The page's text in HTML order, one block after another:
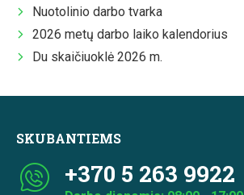
Nuotolinio darbo tvarka
2026 metų darbo laiko kalendorius
Du skaičiuoklė 2026 m.
SKUBANTIEMS
+370 5 263 9922